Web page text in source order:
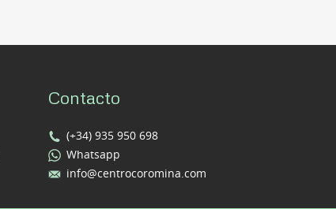
Contacto
(+34) 935 950 698
Whatsapp
info@centrocoromina.com